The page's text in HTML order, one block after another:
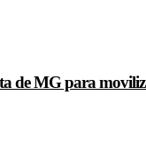
de MG para